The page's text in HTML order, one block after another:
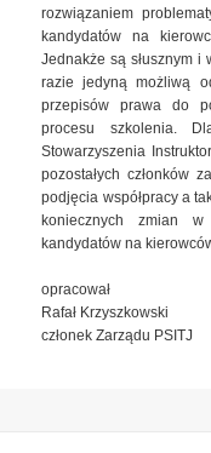
rozwiązaniem
kandydatów na
Jednakże są słusznym i
razie jedyną możliwą
przepisów prawa do
procesu szkolenia.
Stowarzyszenia
pozostałych członków
podjęcia współpracy a
koniecznych zmian
kandydatów na
opracował
Rafał Krzyszkowski
członek Zarządu PSITJ